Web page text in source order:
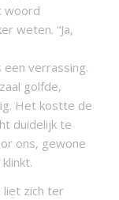
woord
weten. “Ja,
een verrassing.
golfde,
Het kostte de
duidelijk te
ons, gewone
liet zich ter